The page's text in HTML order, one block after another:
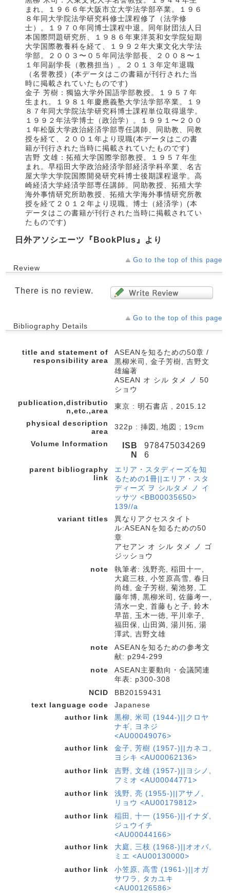
まれ。１９６６年大阪市立大学法学部卒業。１９６
８年同大学院法学研究科修士課程修了（法学修
士）。１９７０年同博士課程中退。同年財団法人日
本国際問題研究所、１９８６年東洋英和女学院短期
大学国際教養科を経て、１９９２年大東文化大学法
学部。２００３〜０５年同法学部長、２００８〜１
１年同副学長（教務担当）。２０１３年定年退職
（名誉教授）(本データはこの書籍が刊行された当
時に掲載されていたものです)
金子 芳樹：獨協大学外国語学部教授。１９５７年
生まれ。１９８１年慶應義塾大学法学部卒業。１９
８７年同大学院法学研究科博士課程単位取得退学。
１９９２年法学博士（政治学）。１９９１〜２００
１年松阪大学政治経済学部専任講師、同助教、同教
授を経て、２００１年より現職(本データはこの書
籍が刊行された当時に掲載されていたものです)
吉野 文雄：拓殖大学国際学部教授。１９５７年生
まれ。早稲田大学政治経済学部経済学科卒業、名古
屋大学大学院国際開発研究科博士後期課程退学。高
崎経済大学経済学部専任講師。同助教授、拓殖大学
海外事情研究所助教授、拓殖大学海外事情研究所教
授を経て２０１２年より現職。博士（経済学）(本
データはこの書籍が刊行された当時に掲載されてい
たものです)
日外アソシエーツ『BookPlus』より
Go to the top of this page
Review
There is no review.
Go to the top of this page
Bibliography Details
title and statement of
responsibility area
ASEANを知るための50章 /
黒柳米司, 金子芳樹, 吉野文
雄編著
ASEAN オ シル タメ ノ 50
ショウ
publication,distributio
n,etc.,area
東京 : 明石書店 , 2015.12
physical description
area
322p : 挿図, 地図 ; 19cm
Volume Information
ISB
N
978475034269
6
parent bibliography
link
エリア・スタディーズを知
るための1冊||エリア・スタ
ディーズ ヲ シルタメ ノ イ
ッサツ <BB00035650>
139//a
variant titles
異なりアクセスタイト
ル:ASEANを知るための50
章
アセアン オ シル タメ ノ ゴ
ジッショウ
note
執筆者: 浅野亮, 稲田十一,
大庭三枝, 小笠原高雪, 春日
尚雄, 金子芳樹, 菊池努, 工
藤年博, 黒柳米司, 佐藤考一,
清水一史, 首藤もと子, 鈴木
早苗, 玉木一徳, 平川幸子,
福田保, 山田満, 湯川拓, 湯
澤武, 吉野文雄
note
ASEANを知るための参考文
献: p294-299
note
ASEAN主要動向・会議関連
年表: p300-308
NCID
BB20159431
text language code
Japanese
author link
黒柳, 米司 (1944-)||クロヤ
ナギ, ヨネジ
<AU00049076>
author link
金子, 芳樹 (1957-)||カネコ,
ヨシキ <AU00062136>
author link
吉野, 文雄 (1957-)||ヨシノ,
フミオ <AU00044771>
author link
浅野, 亮 (1955-)||アサノ,
リョウ <AU00179812>
author link
稲田, 十一 (1956-)||イナダ,
ジュウイチ
<AU00044166>
author link
大庭, 三枝 (1968-)||オオバ,
ミエ <AU00130000>
author link
小笠原, 高雪 (1961-)||オガ
サワラ, タカユキ
<AU00126586>